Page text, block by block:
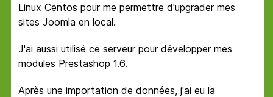
Linux Centos pour me permettre d'upgrader mes
sites Joomla en local.
J'ai aussi utilisé ce serveur pour développer mes
modules Prestashop 1.6.
Après une importation de données, j'ai eu la